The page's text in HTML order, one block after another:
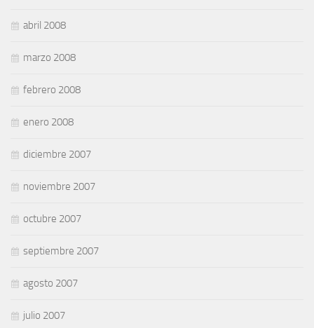
abril 2008
marzo 2008
febrero 2008
enero 2008
diciembre 2007
noviembre 2007
octubre 2007
septiembre 2007
agosto 2007
julio 2007